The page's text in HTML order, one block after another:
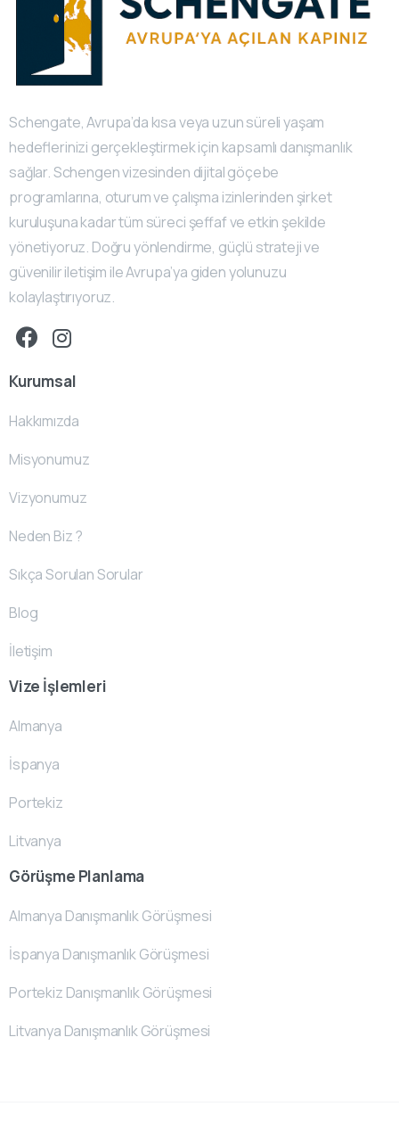
Schengate, Avrupa’da kısa veya uzun süreli yaşam
hedeflerinizi gerçekleştirmek için kapsamlı danışmanlık
sağlar. Schengen vizesinden dijital göçebe
programlarına, oturum ve çalışma izinlerinden şirket
kuruluşuna kadar tüm süreci şeffaf ve etkin şekilde
yönetiyoruz. Doğru yönlendirme, güçlü strateji ve
güvenilir iletişim ile Avrupa’ya giden yolunuzu
kolaylaştırıyoruz.
Kurumsal
Hakkımızda
Misyonumuz
Vizyonumuz
Neden Biz ?
Sıkça Sorulan Sorular
Blog
İletişim
Vize İşlemleri
Almanya
İspanya
Portekiz
Litvanya
Görüşme Planlama
Almanya Danışmanlık Görüşmesi
İspanya Danışmanlık Görüşmesi
Portekiz Danışmanlık Görüşmesi
Litvanya Danışmanlık Görüşmesi